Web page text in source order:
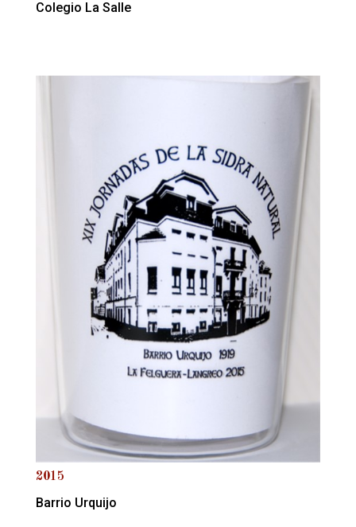
Colegio La Salle
2015
Barrio Urquijo